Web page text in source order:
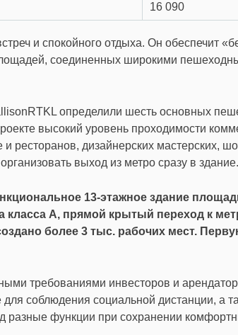
16 090
и спокойного отдыха. Он обеспечит
соединенных широкими
определили шесть основных
высокий уровень проходимости
ресторанов, дизайнерских мастерских,
выход из метро сразу в здание.
13-этажное здание
А, прямой крытый переход к
более 3 тыс. рабочих мест.
требованиями инвесторов и
соблюдения социальной дистанции, а
разные функции при сохранении